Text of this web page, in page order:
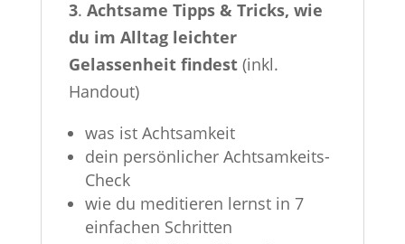
3. Achtsame Tipps & Tricks, wie
du im Alltag leichter
Gelassenheit findest(inkl.
Handout)
was ist Achtsamkeit
dein persönlicher Achtsamkeits-
Check
wie du meditieren lernst in 7
einfachen Schritten